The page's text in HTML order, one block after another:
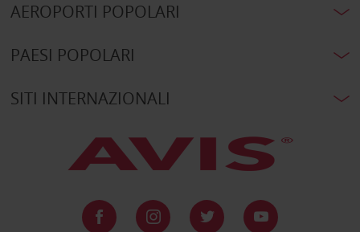
AEROPORTI POPOLARI
PAESI POPOLARI
SITI INTERNAZIONALI